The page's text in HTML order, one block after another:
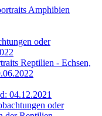
Amphibien
oder
Reptilien - Echsen,
04.12.2021
oder